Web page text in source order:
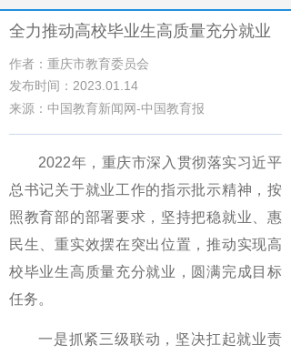
全力推动高校毕业生高质量充分就业
作者：重庆市教育委员会
发布时间：2023.01.14
来源：中国教育新闻网-中国教育报
2022年，重庆市深入贯彻落实习近平
总书记关于就业工作的指示批示精神，按
照教育部的部署要求，坚持把稳就业、惠
民生、重实效摆在突出位置，推动实现高
校毕业生高质量充分就业，圆满完成目标
任务。
一是抓紧三级联动，坚决扛起就业责